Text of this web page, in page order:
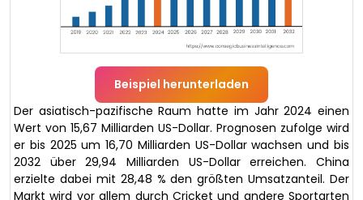
Beispiel herunterladen
Der asiatisch-pazifische Raum hatte im Jahr 2024 einen
Wert von 15,67 Milliarden US-Dollar. Prognosen zufolge wird
er bis 2025 um 16,70 Milliarden US-Dollar wachsen und bis
2032 über 29,94 Milliarden US-Dollar erreichen. China
erzielte dabei mit 28,48 % den größten Umsatzanteil. Der
Markt wird vor allem durch Cricket und andere Sportarten